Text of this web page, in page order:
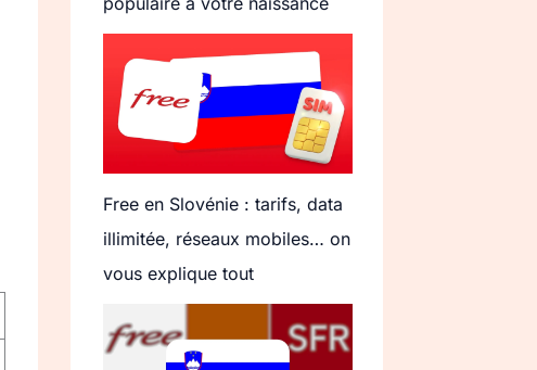
Free en Slovénie : tarifs, data
illimitée, réseaux mobiles… on
vous explique tout